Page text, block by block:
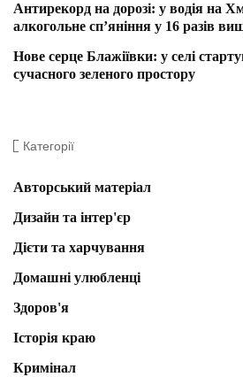
Антирекорд на дорозі: у водія на
алкогольне сп’яніння у 16 разів
Нове серце Блажіївки: у селі
сучасного зеленого простору
Категорії
Авторський матеріал
Дизайн та інтер'єр
Дієти та харчування
Домашні улюбленці
Здоров'я
Історія краю
Кримінал